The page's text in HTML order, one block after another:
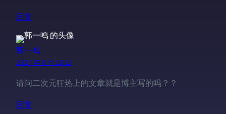
回复
郭一鸣
2014 年 8 月 18 日
请问二次元狂热上的文章就是博主写的吗？？
回复